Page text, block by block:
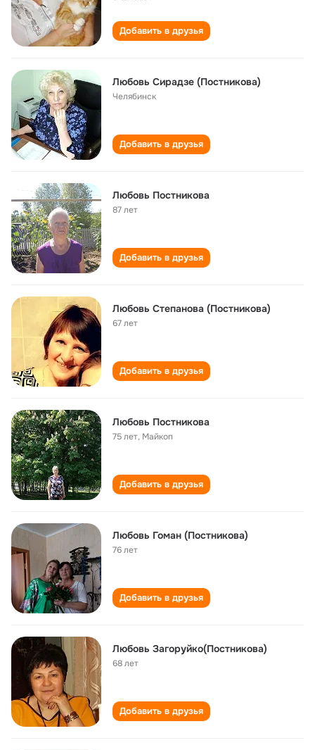
Добавить в друзья
Любовь Сирадзе (Постникова)
Челябинск
Добавить в друзья
Любовь Постникова
87 лет
Добавить в друзья
Любовь Степанова (Постникова)
67 лет
Добавить в друзья
Любовь Постникова
75 лет, Майкоп
Добавить в друзья
Любовь Гоман (Постникова)
76 лет
Добавить в друзья
Любовь Загоруйко(Постникова)
68 лет
Добавить в друзья